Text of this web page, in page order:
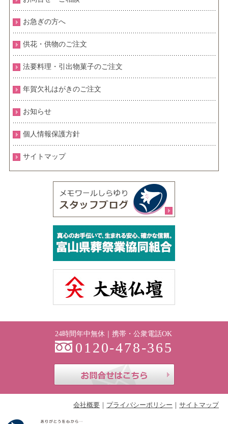
お急ぎの方へ
供花・供物のご注文
法要料理・引出物菓子のご注文
年賀欠礼はがきのご注文
お知らせ
個人情報保護方針
サイトマップ
24時間年中無休｜携帯・公衆電話OK
0120-478-365
会社概要 プライバシーポリシー サイトマップ